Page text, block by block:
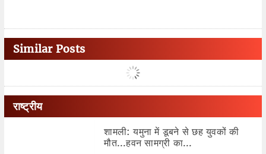
Similar Posts
राष्ट्रीय
शामली: यमुना में डूबने से छह युवकों की
मौत...हवन सामग्री का...